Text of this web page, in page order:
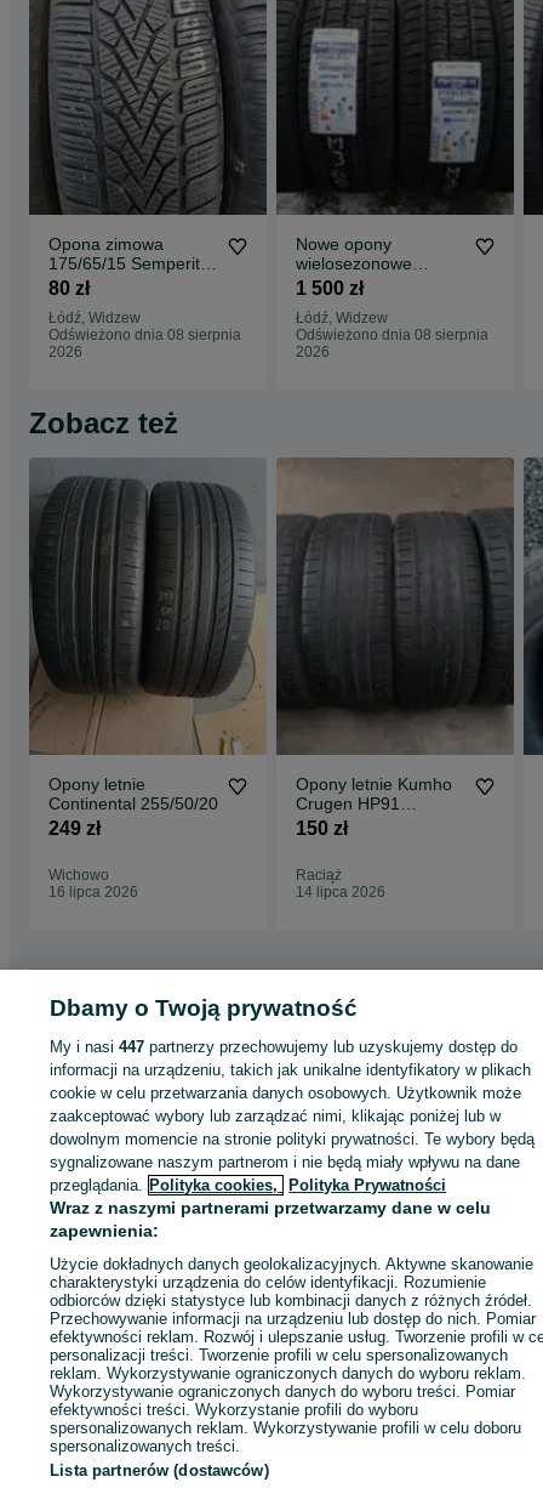
Opona zimowa
175/65/15 Semperit
Speed Grip 2 1szt
80 zł
Łódź, Widzew
Odświeżono dnia 08 sierpnia
2026
Nowe opony
wielosezonowe
215/65/15C Kumho
1 500 zł
Łódź, Widzew
Odświeżono dnia 08 sierpnia
2026
Zobacz też
Opony letnie
Continental 255/50/20
249 zł
Wichowo
16 lipca 2026
Opony letnie Kumho
Crugen HP91
255/45R20 105W
150 zł
Raciąż
14 lipca 2026
Strona główna Motoryzacja Opony i Felgi Opony
Opony - Widzew
KATEGORIA
756317855 Wyświetlenia:
Zadzwoń / SMS Wyślij wiadomość
Dbamy o Twoją prywatność
My i nasi447 partnerzy przechowujemy lub uzyskujemy dostęp do
informacji na urządzeniu, takich jak unikalne identyfikatory w plikach
cookie w celu przetwarzania danych osobowych. Użytkownik może
zaakceptować wybory lub zarządzać nimi, klikając poniżej lub w
dowolnym momencie na stronie polityki prywatności. Te wybory będą
sygnalizowane naszym partnerom i nie będą miały wpływu na dane
przeglądania. Polityka cookies, Polityka Prywatności
Wraz z naszymi partnerami przetwarzamy dane w celu
zapewnienia:
Użycie dokładnych danych geolokalizacyjnych. Aktywne skanowanie
charakterystyki urządzenia do celów identyfikacji. Rozumienie
odbiorców dzięki statystyce lub kombinacji danych z różnych źródeł.
Przechowywanie informacji na urządzeniu lub dostęp do nich. Pomiar
efektywności reklam. Rozwój i ulepszanie usług. Tworzenie profili w
personalizacji treści. Tworzenie profili w celu spersonalizowanych
reklam. Wykorzystywanie ograniczonych danych do wyboru reklam.
Wykorzystywanie ograniczonych danych do wyboru treści. Pomiar
efektywności treści. Wykorzystanie profili do wyboru
spersonalizowanych reklam. Wykorzystywanie profili w celu doboru
spersonalizowanych treści.
Lista partnerów (dostawców)